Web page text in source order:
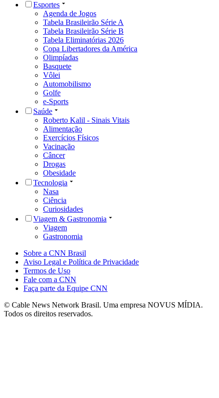
Esportes
Agenda de Jogos
Tabela Brasileirão Série A
Tabela Brasileirão Série B
Tabela Eliminatórias 2026
Copa Libertadores da América
Olimpíadas
Basquete
Vôlei
Automobilismo
Golfe
e-Sports
Saúde
Roberto Kalil - Sinais Vitais
Alimentação
Exercícios Físicos
Vacinação
Câncer
Drogas
Obesidade
Tecnologia
Nasa
Ciência
Curiosidades
Viagem & Gastronomia
Viagem
Gastronomia
Sobre a CNN Brasil
Aviso Legal e Política de Privacidade
Termos de Uso
Fale com a CNN
Faça parte da Equipe CNN
© Cable News Network Brasil. Uma empresa NOVUS MÍDIA.
Todos os direitos reservados.